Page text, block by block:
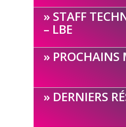
STAFF
– LBE
PROCHAINS
DERNIERS